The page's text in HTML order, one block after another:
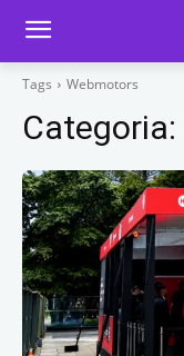
Tags Webmotors
Categoria: